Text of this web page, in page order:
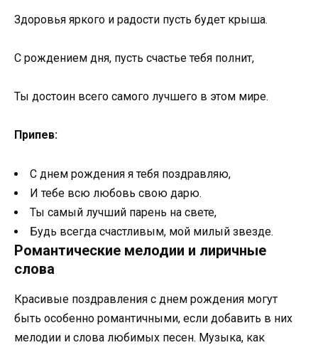
Здоровья яркого и радости пусть будет крыша.
С рождением дня, пусть счастье тебя полнит,
Ты достоин всего самого лучшего в этом мире.
Припев:
С днем рождения я тебя поздравляю,
И тебе всю любовь свою дарю.
Ты самый лучший парень на свете,
Будь всегда счастливым, мой милый звезде.
Романтические мелодии и лиричные
слова
Красивые поздравления с днем рождения могут
быть особенно романтичными, если добавить в них
мелодии и слова любимых песен. Музыка, как